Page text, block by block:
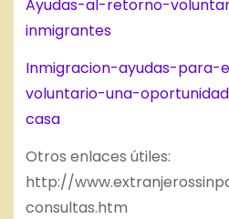
Ayudas-al-retorno-
inmigrantes
Inmigracion-ayudas-
voluntario-una-
casa
Otros enlaces útiles:
http://
consultas.htm